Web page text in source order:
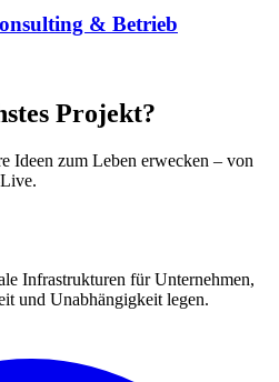
& Betrieb
Projekt?
Ideen zum Leben erwecken – von
Infrastrukturen für Unternehmen,
und Unabhängigkeit legen.